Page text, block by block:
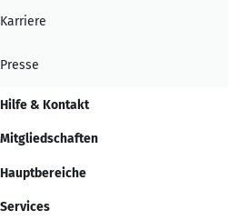
Karriere
Presse
Hilfe & Kontakt
Mitgliedschaften
Hauptbereiche
Services